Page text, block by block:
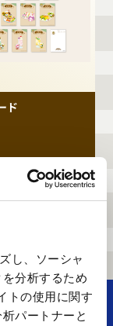
し、ソーシャ
分析するため
トの使用に関す
パートナーと
ド
フード・スイーツ・ドリンクメニュー合計3,000円(税込)のご注文ごとに１枚ランダムにプレゼント！ 在庫がなくなり次第配布を終了させて頂く場合がございます。在庫状況は公式Xにてお知らせいたします。